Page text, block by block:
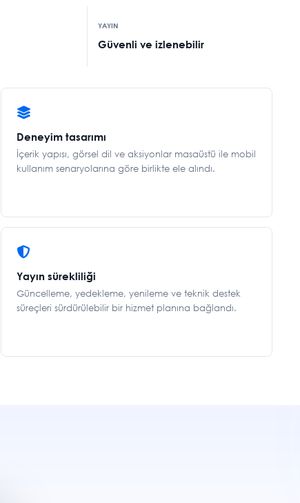
YAYIN
Güvenli ve izlenebilir
Deneyim tasarımı
İçerik yapısı, görsel dil ve aksiyonlar masaüstü ile mobil
kullanım senaryolarına göre birlikte ele alındı.
Yayın sürekliliği
Güncelleme, yedekleme, yenileme ve teknik destek
süreçleri sürdürülebilir bir hizmet planına bağlandı.